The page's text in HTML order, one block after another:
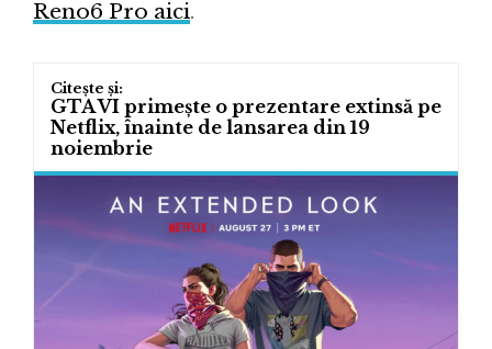
Reno6 Pro aici.
GTA VI primește o prezentare extinsă pe
Netflix, înainte de lansarea din 19
noiembrie